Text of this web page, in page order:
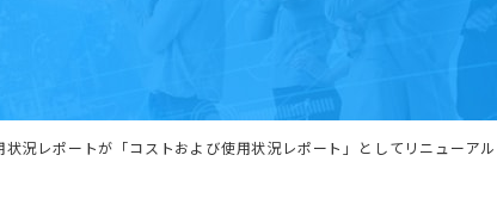
レポートが「コストおよび使用状況レポート」としてリニューアル